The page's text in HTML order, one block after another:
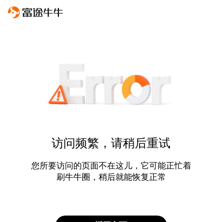
访问频繁，请稍后重试
您所要访问的页面不在这儿，它可能正忙着
刷牛牛圈，稍后就能恢复正常